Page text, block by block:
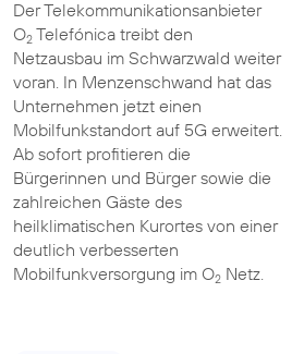
Der Telekommunikationsanbieter
O2Telefónica treibt den
Netzausbau im Schwarzwald weiter
voran. In Menzenschwand hat das
Unternehmen jetzt einen
Mobilfunkstandort auf 5G erweitert.
Ab sofort profitieren die
Bürgerinnen und Bürger sowie die
zahlreichen Gäste des
heilklimatischen Kurortes von einer
deutlich verbesserten
Mobilfunkversorgung im O2Netz.